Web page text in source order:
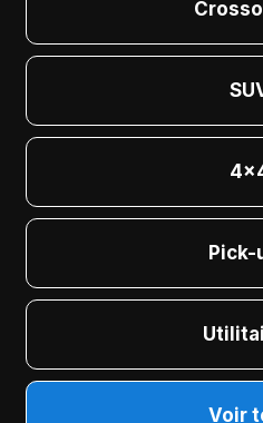
Pick-
Voir